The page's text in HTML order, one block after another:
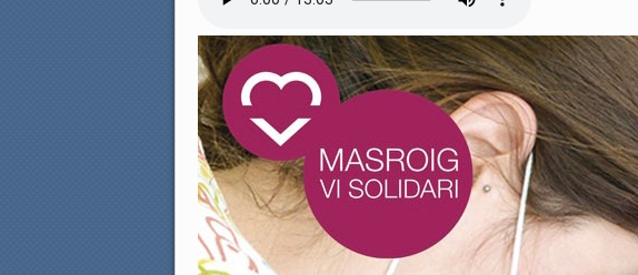
o
k
r